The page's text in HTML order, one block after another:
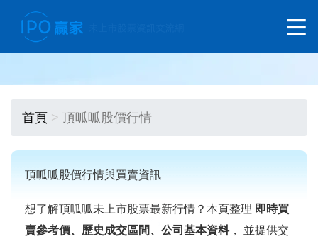
首頁 頂呱呱股價行情
頂呱呱股價行情與買賣資訊
想了解頂呱呱未上市股票最新行情？本頁整理 即時買
賣參考價、歷史成交區間、公司基本資料， 並提供交